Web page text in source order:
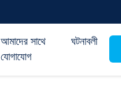
আমাদের সাথে
যোগাযোগ
ঘটনাবলী